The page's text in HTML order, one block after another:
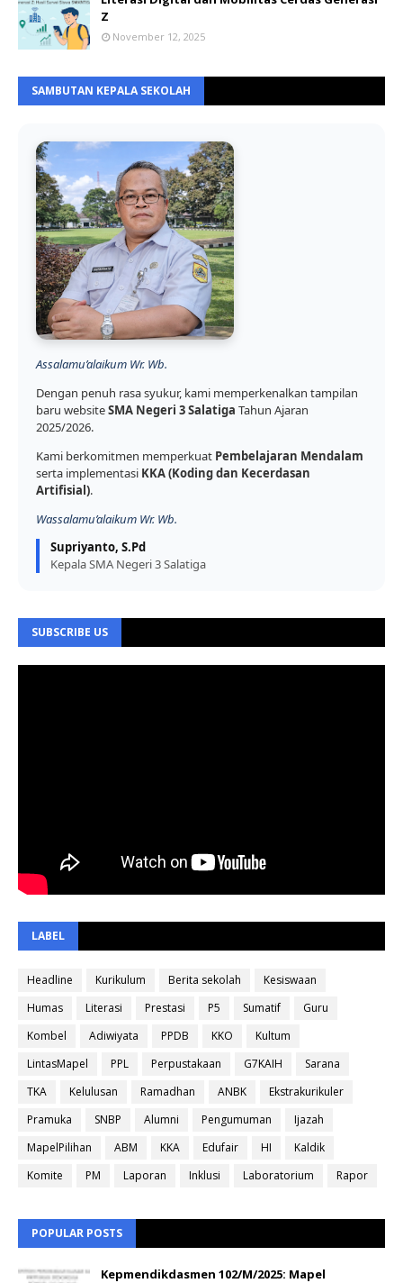
Z
November 12, 2025
SAMBUTAN KEPALA SEKOLAH
Assalamu’alaikum Wr. Wb.
Dengan penuh rasa syukur, kami memperkenalkan tampilan
baru websiteSMA Negeri 3 Salatiga Tahun Ajaran
2025/2026.
Kami berkomitmen memperkuat Pembelajaran Mendalam
serta implementasi KKA (Koding dan Kecerdasan
Artifisial).
Wassalamu’alaikum Wr. Wb.
Supriyanto, S.Pd
Kepala SMA Negeri 3 Salatiga
SUBSCRIBE US
LABEL
Headline Kurikulum Berita sekolah
Kesiswaan
Humas
Literasi Prestasi P5 Sumatif
Guru
Kombel
Adiwiyata PPDB KKO
Kultum
LintasMapel
PPL Perpustakaan G7KAIH
Sarana
TKA
Kelulusan Ramadhan ANBK
Ekstrakurikuler
Pramuka
SNBP Alumni Pengumuman
Ijazah
MapelPilihan
ABM KKA Edufair HI
Kaldik
Komite
PM Laporan Inklusi Laboratorium Rapor
POPULAR POSTS
Kepmendikdasmen 102/M/2025: Mapel